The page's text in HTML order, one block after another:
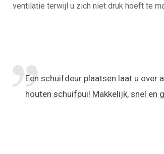
ventilatie terwijl u zich niet druk hoeft te
Een schuifdeur plaatsen laat u over
houten schuifpui! Makkelijk, snel en